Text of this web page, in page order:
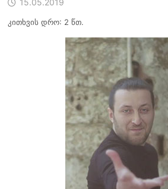
კითხვის დრო: 2 წთ.